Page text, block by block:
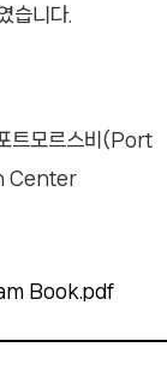
습니다.
트모르스비(Port
Center
Book.pdf